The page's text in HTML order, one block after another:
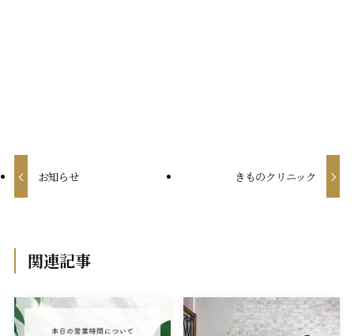
お知らせ きものクリニック
関連記事